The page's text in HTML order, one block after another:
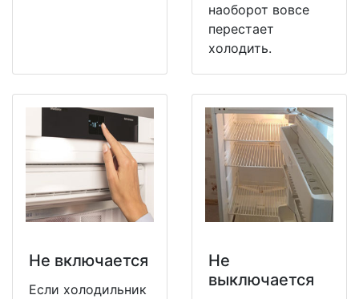
наоборот вовсе
перестает
холодить.
Не включается
Если холодильник
Не
выключается